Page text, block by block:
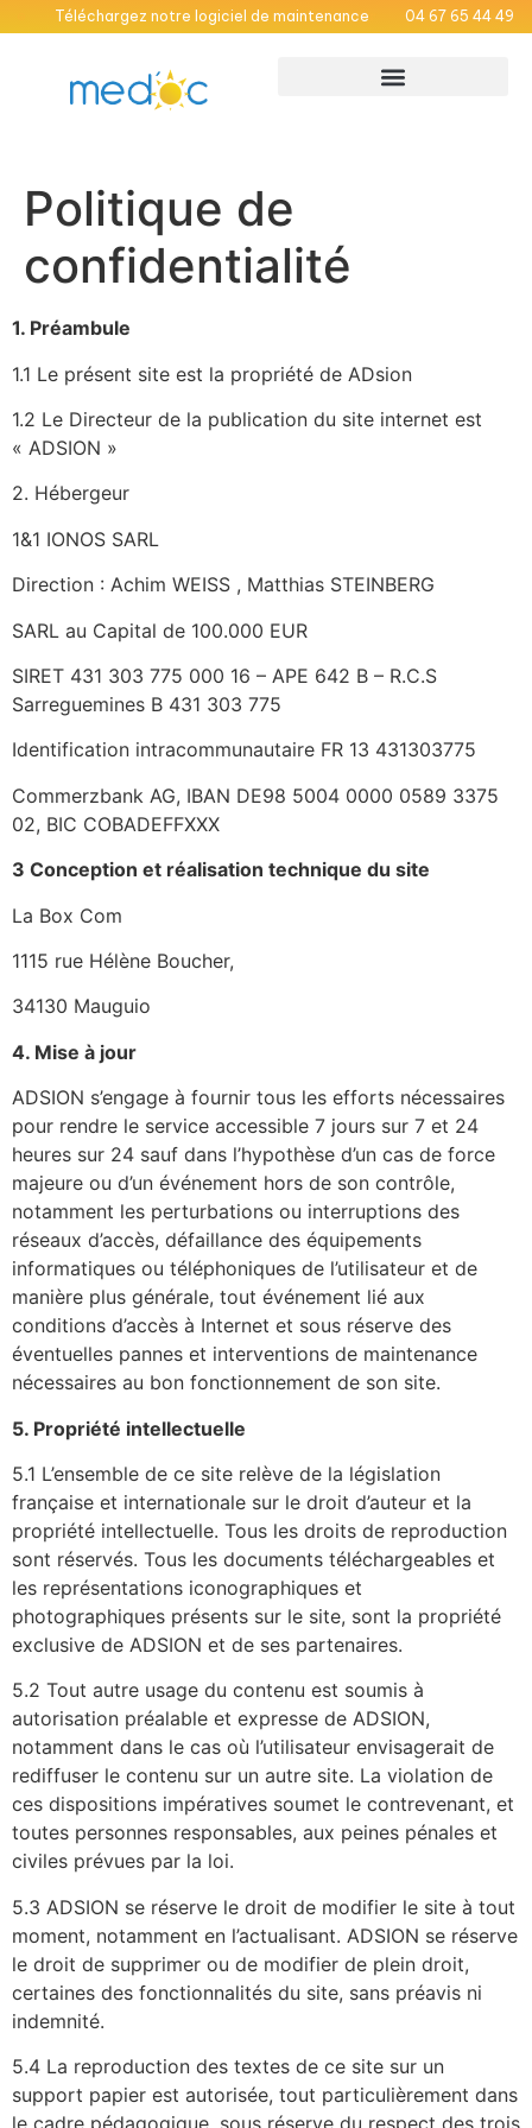
Téléchargez notre logiciel de maintenance 04 67 65 44 49
Politique de
confidentialité
1. Préambule
1.1 Le présent site est la propriété de ADsion
1.2 Le Directeur de la publication du site internet est
« ADSION »
2. Hébergeur
1&1 IONOS SARL
Direction : Achim WEISS , Matthias STEINBERG
SARL au Capital de 100.000 EUR
SIRET 431 303 775 000 16 – APE 642 B – R.C.S
Sarreguemines B 431 303 775
Identification intracommunautaire FR 13 431303775
Commerzbank AG, IBAN DE98 5004 0000 0589 3375
02, BIC COBADEFFXXX
3 Conception et réalisation technique du site
La Box Com
1115 rue Hélène Boucher,
34130 Mauguio
4. Mise à jour
ADSION s’engage à fournir tous les efforts nécessaires
pour rendre le service accessible 7 jours sur 7 et 24
heures sur 24 sauf dans l’hypothèse d’un cas de force
majeure ou d’un événement hors de son contrôle,
notamment les perturbations ou interruptions des
réseaux d’accès, défaillance des équipements
informatiques ou téléphoniques de l’utilisateur et de
manière plus générale, tout événement lié aux
conditions d’accès à Internet et sous réserve des
éventuelles pannes et interventions de maintenance
nécessaires au bon fonctionnement de son site.
5. Propriété intellectuelle
5.1 L’ensemble de ce site relève de la législation
française et internationale sur le droit d’auteur et la
propriété intellectuelle. Tous les droits de reproduction
sont réservés. Tous les documents téléchargeables et
les représentations iconographiques et
photographiques présents sur le site, sont la propriété
exclusive de ADSION et de ses partenaires.
5.2 Tout autre usage du contenu est soumis à
autorisation préalable et expresse de ADSION,
notamment dans le cas où l’utilisateur envisagerait de
rediffuser le contenu sur un autre site. La violation de
ces dispositions impératives soumet le contrevenant, et
toutes personnes responsables, aux peines pénales et
civiles prévues par la loi.
5.3 ADSION se réserve le droit de modifier le site à tout
moment, notamment en l’actualisant. ADSION se réserve
le droit de supprimer ou de modifier de plein droit,
certaines des fonctionnalités du site, sans préavis ni
indemnité.
5.4 La reproduction des textes de ce site sur un
support papier est autorisée, tout particulièrement dans